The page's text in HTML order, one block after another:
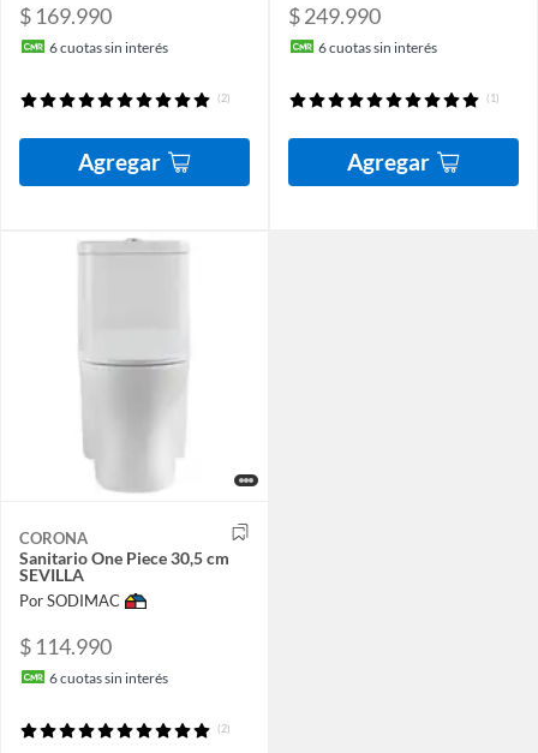
$ 169.990
6cuotas sin interés
(2)
Agregar
$ 249.990
6cuotas sin interés
(1)
Agregar
CORONA
Sanitario One Piece 30,5 cm
SEVILLA
Por SODIMAC
$ 114.990
6cuotas sin interés
(2)